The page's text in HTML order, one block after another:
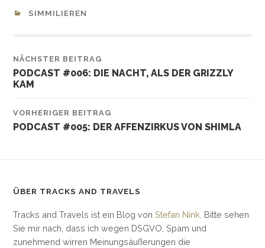
SIMMILIEREN
NÄCHSTER BEITRAG
PODCAST #006: DIE NACHT, ALS DER GRIZZLY
KAM
VORHERIGER BEITRAG
PODCAST #005: DER AFFENZIRKUS VON SHIMLA
ÜBER TRACKS AND TRAVELS
Tracks and Travels ist ein Blog vonStefan Nink . Bitte sehen
Sie mir nach, dass ich wegen DSGVO, Spam und
zunehmend wirren Meinungsäußerungen die